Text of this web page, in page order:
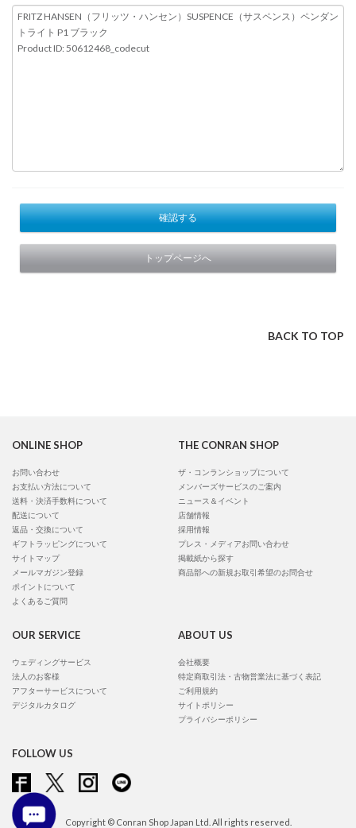
確認する
トップページへ
BACK TO TOP
ONLINE SHOP
お問い合わせ
お支払い方法について
送料・決済手数料について
配送について
返品・交換について
ギフトラッピングについて
サイトマップ
メールマガジン登録
ポイントについて
よくあるご質問
THE CONRAN SHOP
ザ・コンランショップについて
メンバーズサービスのご案内
ニュース＆イベント
店舗情報
採用情報
プレス・メディアお問い合わせ
掲載紙から探す
商品部への新規お取引希望のお問合せ
OUR SERVICE
ウェディングサービス
法人のお客様
アフターサービスについて
デジタルカタログ
ABOUT US
会社概要
特定商取引法・古物営業法に基づく表記
ご利用規約
サイトポリシー
プライバシーポリシー
FOLLOW US
Copyright © Conran Shop Japan Ltd. All rights reserved.